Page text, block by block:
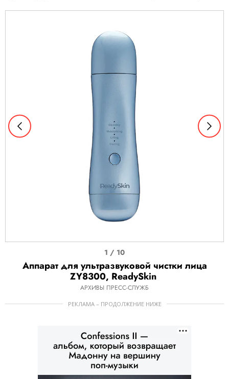
1
1 / 10
Аппарат для ультразвуковой чистки лица
ZY8300, ReadySkin
АРХИВЫ ПРЕСС-СЛУЖБ
РЕКЛАМА – ПРОДОЛЖЕНИЕ НИЖЕ